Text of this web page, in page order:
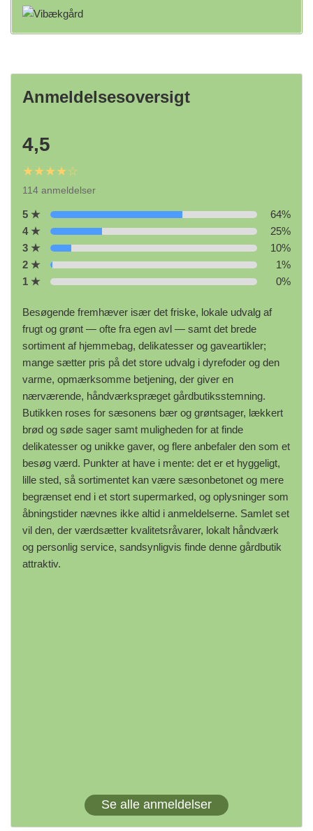
Anmeldelsesoversigt
4,5
★★★★☆
114 anmeldelser
5 ★
64%
4 ★
25%
3 ★
10%
2 ★
1%
1 ★
0%
Besøgende fremhæver især det friske, lokale udvalg af
frugt og grønt — ofte fra egen avl — samt det brede
sortiment af hjemmebag, delikatesser og gaveartikler;
mange sætter pris på det store udvalg i dyrefoder og den
varme, opmærksomme betjening, der giver en
nærværende, håndværkspræget gårdbutiksstemning.
Butikken roses for sæsonens bær og grøntsager, lækkert
brød og søde sager samt muligheden for at finde
delikatesser og unikke gaver, og flere anbefaler den som et
besøg værd. Punkter at have i mente: det er et hyggeligt,
lille sted, så sortimentet kan være sæsonbetonet og mere
begrænset end i et stort supermarked, og oplysninger som
åbningstider nævnes ikke altid i anmeldelserne. Samlet set
vil den, der værdsætter kvalitetsråvarer, lokalt håndværk
og personlig service, sandsynligvis finde denne gårdbutik
attraktiv.
Se alle anmeldelser